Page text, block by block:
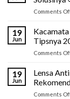
Comments
19
Jun
Tipsnya
Comments
19
Jun
Lensa
Comments